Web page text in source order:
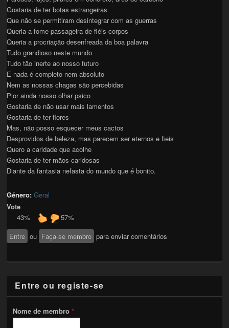
Gostaria de ter botas estrangeiras
Que não se permitiram desintegrar com as guerras
Queria a fome passageira de fiéis corpos
Queria a procriação desenfreada da boa palavra
Tudo grandioso neste mundo
Tudo tão inerte ao nosso futuro
E nada é completo nem absoluto
Nem as nossas chagas são percebidas
Pior ainda nosso olhar psico
Gostaria de não usar mais lamentos
Gostaria de ter flores
Mas, não posso esquecer meus cactos
Desprovidos de beleza, mas parecem ser eternos e fieis
Quero a caridade que acolhe
Gostaria de ter mãos caridosas
Diante da fantasia nefasta do mundo que é bonito.
Género:Geral
Vote
43%
57%
Entre ou Faça-se membro para enviar comentários
Entre ou registe-se
Nome de membro*